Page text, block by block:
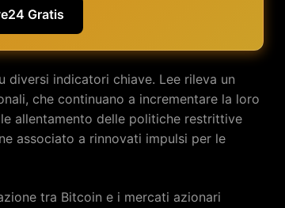
Gratis
diversi indicatori chiave. Lee rileva un
che continuano a incrementare la loro
allentamento delle politiche restrittive
associato a rinnovati impulsi per le
tra Bitcoin e i mercati azionari